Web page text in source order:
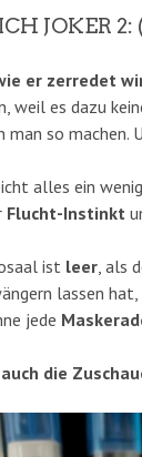
JOKER
er zerredet
weil es dazu
man so
alles ein
Flucht-Instinkt
ist leer, als
lassen
jede
die